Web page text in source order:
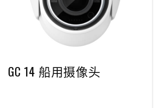
GC 14 船用摄像头